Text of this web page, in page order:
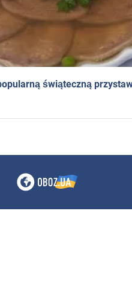
świąteczną